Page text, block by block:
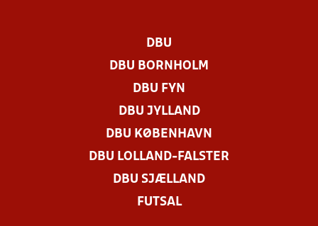
DBU
DBU BORNHOLM
DBU FYN
DBU JYLLAND
DBU KØBENHAVN
DBU LOLLAND-FALSTER
DBU SJÆLLAND
FUTSAL